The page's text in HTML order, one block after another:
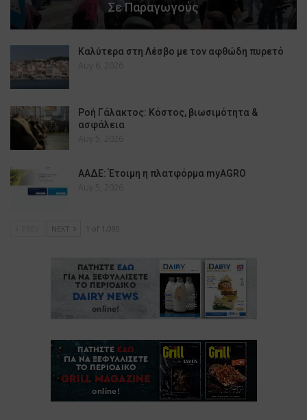
Σε Παραγωγούς
Καλύτερα στη Λέσβο με τον αφθώδη πυρετό
Αυγ 6, 2026
Ροή Γάλακτος: Κόστος, βιωσιμότητα &
ασφάλεια
Αυγ 5, 2026
ΑΑΔΕ: Έτοιμη η πλατφόρμα myAGRO
Αυγ 5, 2026
NEXT 1 of 1,090